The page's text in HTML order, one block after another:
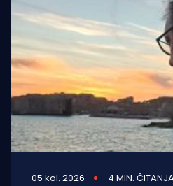
05 kol. 2026 4 MIN.